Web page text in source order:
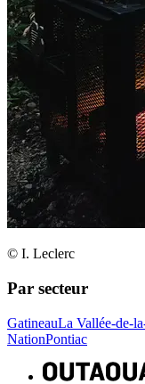
© I. Leclerc
Par secteur
GatineauLa Vallée-de-
NationPontiac